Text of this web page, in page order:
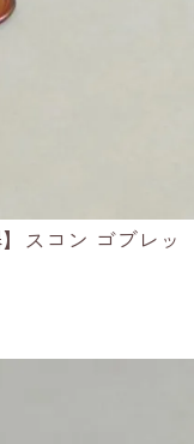
スコン ゴブレッ